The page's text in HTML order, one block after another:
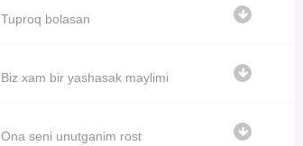
Tuproq bolasan
Biz xam bir yashasak maylimi
Ona seni unutganim rost